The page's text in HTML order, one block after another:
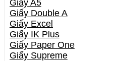
Giấy A5
Giấy Double A
Giấy Excel
Giấy IK Plus
Giấy Paper One
Giấy Supreme